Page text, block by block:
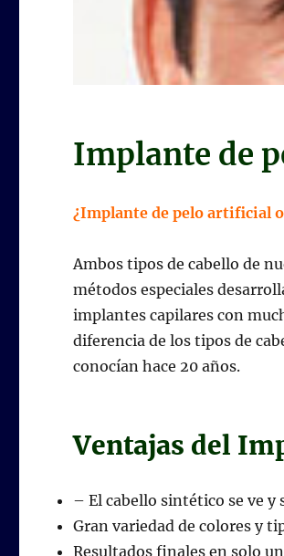
Implante de
¿Implante de pelo artificial
Ambos tipos de cabello de
métodos especiales
implantes capilares con
diferencia de los tipos de
conocían hace 20 años.
Ventajas del
– El cabello sintético se ve y
Gran variedad de colores y
Resultados finales en solo